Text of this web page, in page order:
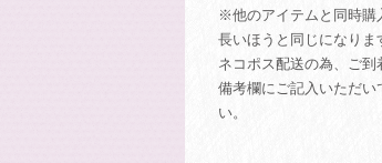
※他のアイテムと同時購
長いほうと同じになりま
ネコポス配送の為、ご到
備考欄にご記入いただい
い。